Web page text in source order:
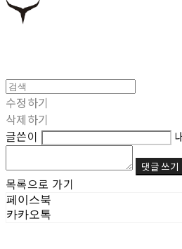
수정하기
삭제하기
글쓴이
댓글 쓰기
목록으로 가기
페이스북
카카오톡